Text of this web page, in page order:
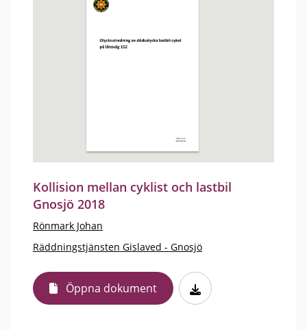
Kollision mellan cyklist och lastbil
Gnosjö 2018
Rönmark Johan
Räddningstjänsten Gislaved - Gnosjö
Öppna dokument